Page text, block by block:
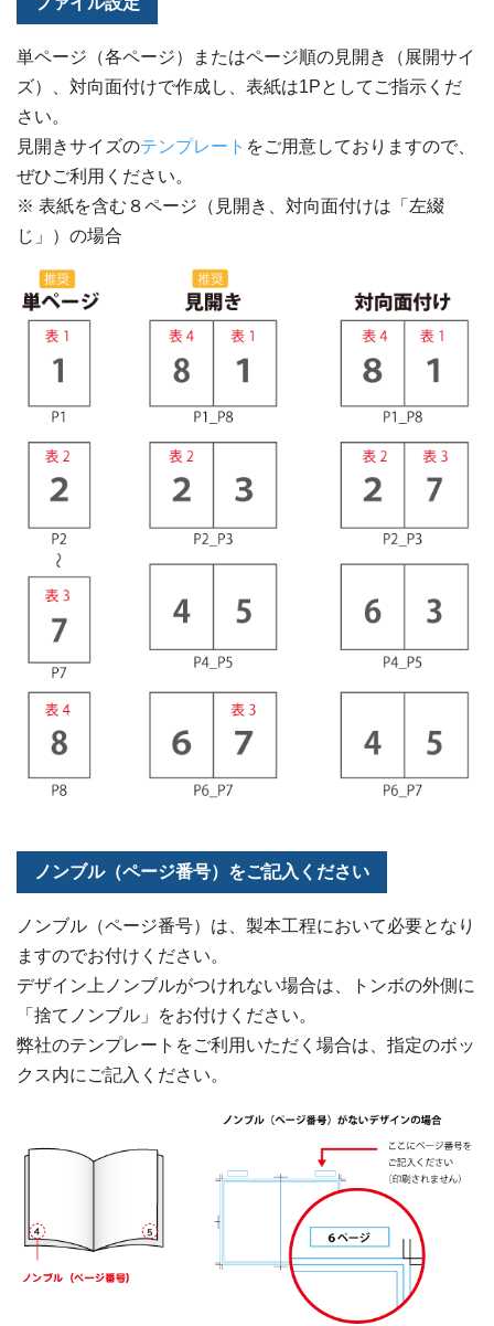
単ページ（各ページ）またはページ順の見開き（展開サイ
ズ）、対向面付けで作成し、表紙は1Pとしてご指示くだ
さい。
見開きサイズのテンプレート をご用意しておりますので、
ぜひご利用ください。
※ 表紙を含む８ページ（見開き、対向面付けは「左綴
じ」）の場合
ノンブル（ページ番号）をご記入ください
ノンブル（ページ番号）は、製本工程において必要となり
ますのでお付けください。
デザイン上ノンブルがつけれない場合は、トンボの外側に
「捨てノンブル」をお付けください。
弊社のテンプレートをご利用いただく場合は、指定のボッ
クス内にご記入ください。